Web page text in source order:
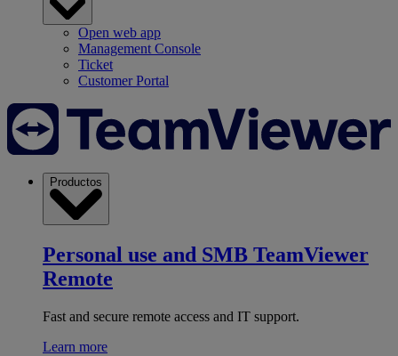
Open web app
Management Console
Ticket
Customer Portal
Productos
Personal use and SMB TeamViewer
Remote
Fast and secure remote access and IT support.
Learn more